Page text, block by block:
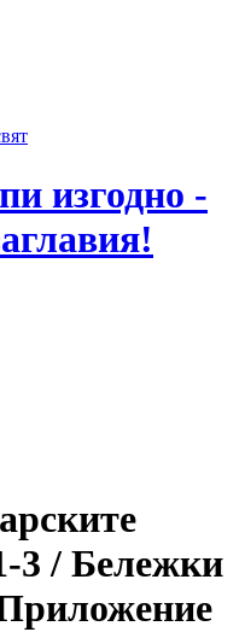
изгодно -
3 / Бележки